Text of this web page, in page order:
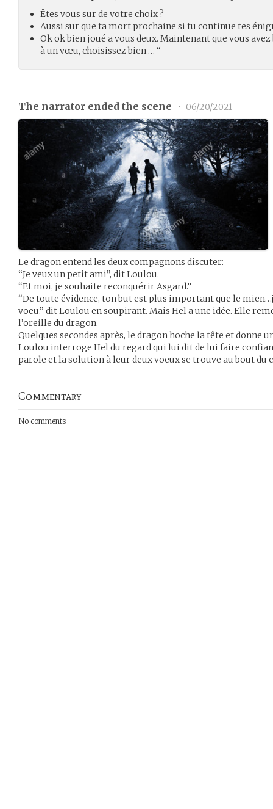
Êtes vous sur de votre choix ?
Aussi sur que ta mort prochaine si tu continue tes
Ok ok bien joué a vous deux. Maintenant que vous
à un vœu, choisissez bien … “
The narrator ended the scene • 06/20/2021
Le dragon entend les deux compagnons discuter:
“Je veux un petit ami”, dit Loulou.
“Et moi, je souhaite reconquérir Asgard.”
“De toute évidence, ton but est plus important que le
voeu.” dit Loulou en soupirant. Mais Hel a une idée. Elle
l’oreille du dragon.
Quelques secondes après, le dragon hoche la tête et donne
Loulou interroge Hel du regard qui lui dit de lui faire
parole et la solution à leur deux voeux se trouve au bout
Commentary
No comments